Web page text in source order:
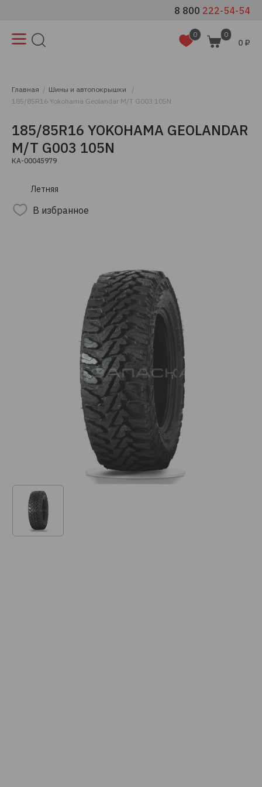
8 800 222-54-54
0 0
0 ₽
Главная
Шины и автопокрышки
185/85R16 Yokohama Geolandar M/T G003 105N
185/85R16 YOKOHAMA GEOLANDAR
M/T G003 105N
КА-00045979
Летняя
В избранное